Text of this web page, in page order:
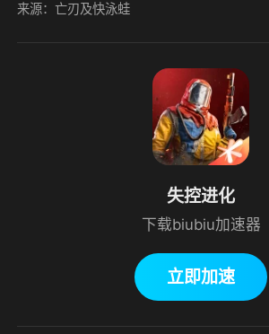
来源：亡刃及快泳蛙
失控进化
下载biubiu加速器
立即加速